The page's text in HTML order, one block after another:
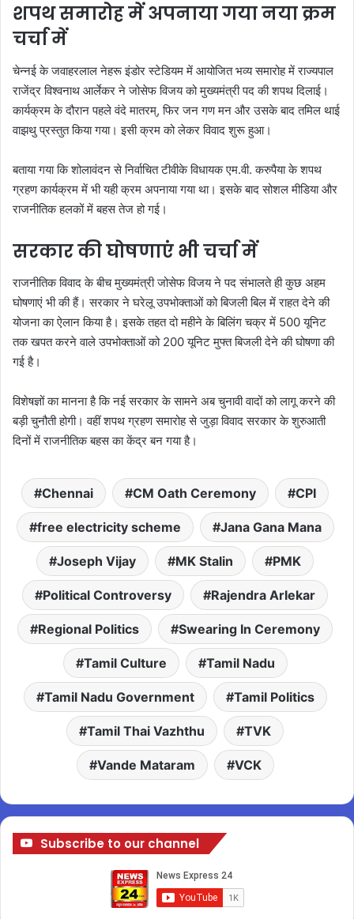
शपथ समारोह में अपनाया गया नया क्रम
चर्चा में
चेन्नई के जवाहरलाल नेहरू इंडोर स्टेडियम में आयोजित भव्य समारोह में राज्यपाल
राजेंद्र विश्वनाथ आर्लेकर ने जोसेफ विजय को मुख्यमंत्री पद की शपथ दिलाई।
कार्यक्रम के दौरान पहले वंदे मातरम्, फिर जन गण मन और उसके बाद तमिल थाई
वाझथु प्रस्तुत किया गया। इसी क्रम को लेकर विवाद शुरू हुआ।
बताया गया कि शोलावंदन से निर्वाचित टीवीके विधायक एम.वी. करुपैया के शपथ
ग्रहण कार्यक्रम में भी यही क्रम अपनाया गया था। इसके बाद सोशल मीडिया और
राजनीतिक हलकों में बहस तेज हो गई।
सरकार की घोषणाएं भी चर्चा में
राजनीतिक विवाद के बीच मुख्यमंत्री जोसेफ विजय ने पद संभालते ही कुछ अहम
घोषणाएं भी की हैं। सरकार ने घरेलू उपभोक्ताओं को बिजली बिल में राहत देने की
योजना का ऐलान किया है। इसके तहत दो महीने के बिलिंग चक्र में 500 यूनिट
तक खपत करने वाले उपभोक्ताओं को 200 यूनिट मुफ्त बिजली देने की घोषणा की
गई है।
विशेषज्ञों का मानना है कि नई सरकार के सामने अब चुनावी वादों को लागू करने की
बड़ी चुनौती होगी। वहीं शपथ ग्रहण समारोह से जुड़ा विवाद सरकार के शुरुआती
दिनों में राजनीतिक बहस का केंद्र बन गया है।
Chennai CM Oath Ceremony CPI
free electricity scheme Jana Gana Mana
Joseph Vijay MK Stalin PMK
Political Controversy Rajendra Arlekar
Regional Politics Swearing In Ceremony
Tamil Culture Tamil Nadu
Tamil Nadu Government Tamil Politics
Tamil Thai Vazhthu TVK
Vande Mataram VCK
Subscribe to our channel